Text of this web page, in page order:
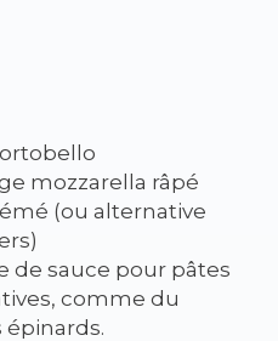
mozzarella râpé
(ou alternative
de sauce pour pâtes
comme du
épinards.